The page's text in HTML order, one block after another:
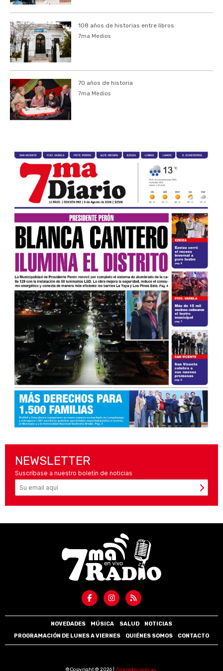
108 años de historias entre libros
7ma Medios
70 años de historia
7ma Medios
NEWSLETTER
Suscríbase a nuestro boletín de noticias
NOVEDADES MÚSICA SALUD
NOTICIAS
PROGRAMACIÓN DE LUNES A VIERNES
QUIÉNES SOMOS CONTACTO
©Copyright © 2026 | 7maradio.com.ar.